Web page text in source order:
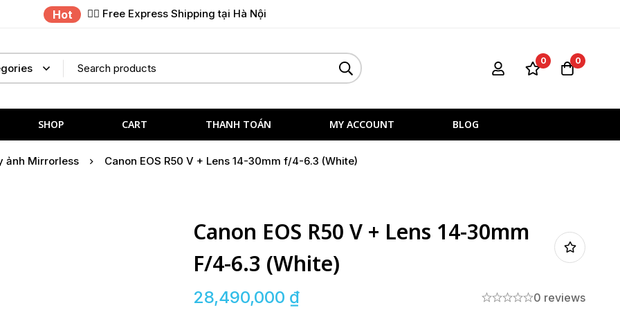
Hot ✌🏼 Free Express Shipping tại Hà Nội
0 0
SHOP CART THANH TOÁN MY ACCOUNT BLOG
ảnh Mirrorless Canon EOS R50 V + Lens 14-30mm f/4-6.3 (White)
Canon EOS R50 V + Lens 14-30mm
F/4-6.3 (White)
28,490,000 ₫ 0 reviews